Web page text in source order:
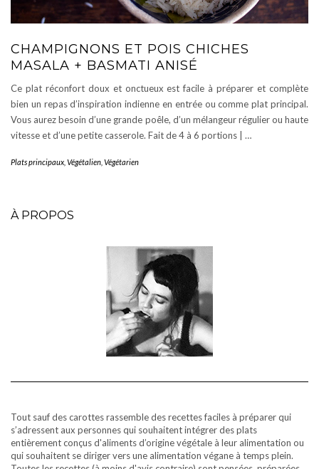
CHAMPIGNONS ET POIS CHICHES
MASALA + BASMATI ANISÉ
Ce plat réconfort doux et onctueux est facile à préparer et complète
bien un repas d’inspiration indienne en entrée ou comme plat principal.
Vous aurez besoin d’une grande poêle, d’un mélangeur régulier ou haute
vitesse et d’une petite casserole. Fait de 4 à 6 portions | …
Plats principaux Végétalien Végétarien
À PROPOS
Tout sauf des carottes rassemble des recettes faciles à préparer qui
s’adressent aux personnes qui souhaitent intégrer des plats
entièrement conçus d'aliments d’origine végétale à leur alimentation ou
qui souhaitent se diriger vers une alimentation végane à temps plein.